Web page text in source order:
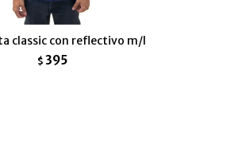
classic con reflectivo m/l
$ 395